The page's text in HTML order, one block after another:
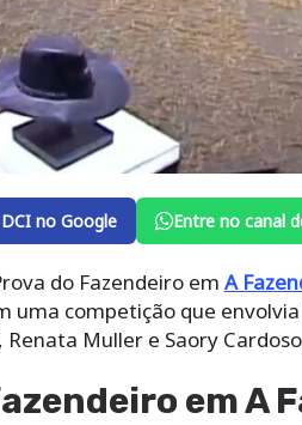
no Google Entre no canal
do Fazendeiro em A
competição que
Muller e Saory
em A